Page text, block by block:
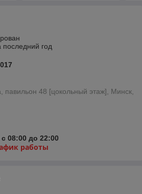
год
павильон 48 [цокольный этаж], Минск,
08:00 до 22:00
работы